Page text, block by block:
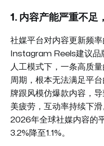
1. 内容产能严重不足
社媒平台对内容更新频
Instagram Reels建议
人工模式下，一条高质
周期，根本无法满足平
牌跟风模仿爆款内容，
美疲劳，互动率持续下
2026年全球社媒内容的
3.2%降至1.1%。